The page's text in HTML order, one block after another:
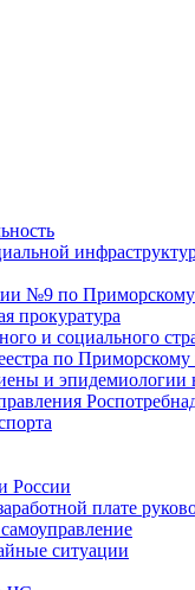
№9 по
прокуратура
и социального
по
и эпидемиологии
России
плате
ситуации